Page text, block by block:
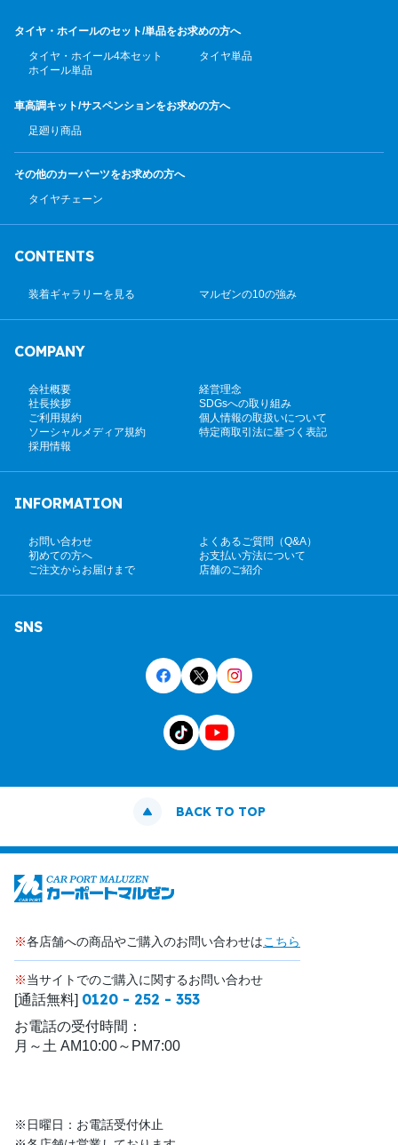
タイヤ・ホイールのセット/単品をお求めの方へ
タイヤ・ホイール4本セット
タイヤ単品
ホイール単品
車高調キット/サスペンションをお求めの方へ
足廻り商品
その他のカーパーツをお求めの方へ
タイヤチェーン
CONTENTS
装着ギャラリーを見る マルゼンの10の強み
COMPANY
会社概要
経営理念
社長挨拶
SDGsへの取り組み
ご利用規約
個人情報の取扱いについて
ソーシャルメディア規約
特定商取引法に基づく表記
採用情報
INFORMATION
お問い合わせ
よくあるご質問（Q&A）
初めての方へ
お支払い方法について
ご注文からお届けまで
店舗のご紹介
SNS
BACK TO TOP
※各店舗への商品やご購入のお問い合わせはこちら
※当サイトでのご購入に関するお問い合わせ
[通話無料] 0120 - 252 - 353
お電話の受付時間：
月～土 AM10:00～PM7:00
※日曜日：お電話受付休止